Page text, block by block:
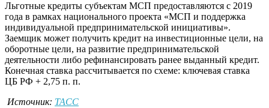
Льготные кредиты субъектам МСП предоставляются с 2019
года в рамках национального проекта «МСП и поддержка
индивидуальной предпринимательской инициативы».
Заемщик может получить кредит на инвестиционные цели, на
оборотные цели, на развитие предпринимательской
деятельности либо рефинансировать ранее выданный кредит.
Конечная ставка рассчитывается по схеме: ключевая ставка
ЦБ РФ + 2,75 п. п.
Источник: ТАСС